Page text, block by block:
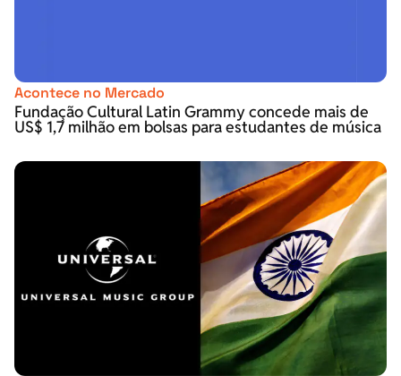
Acontece no Mercado
Fundação Cultural Latin Grammy concede mais de
US$ 1,7 milhão em bolsas para estudantes de música